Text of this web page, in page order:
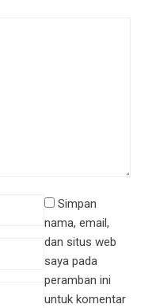
Simpan
nama, email,
dan situs web
saya pada
peramban ini
untuk komentar